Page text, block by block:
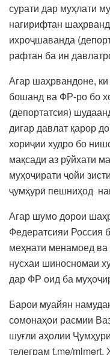
сурати дар муҳлати
нагирифтан
ихроҷшаванда
рафтан ба ин
Агар шаҳрвандоне,
бошанд ва ФР-ро бо
(депортатсия)
дигар давлат қарор
хориҷии худро бо
мақсади аз рӯйхати
муҳоҷирати ҷойи
ҷумҳурӣ пешниҳод
Агар шумо дорои
Федератсияи Россия
меҳнати менамоед ва
нусхаи шиносномаи
дар ФР оид ба
Барои муайян
сомонаҳои расмии
шуғли аҳолии
телеграм t.me/